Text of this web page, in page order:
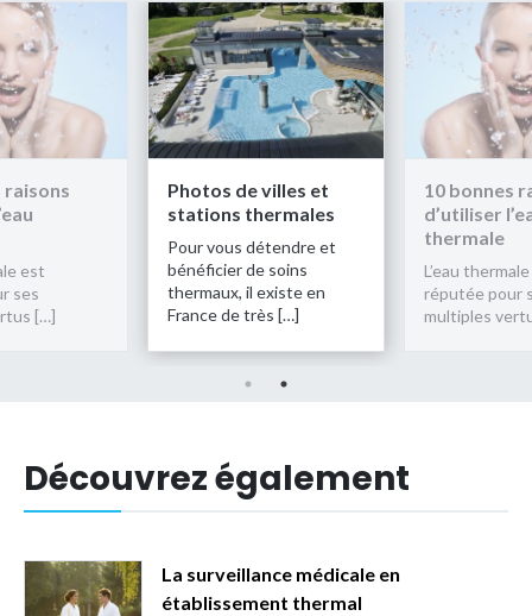
Photos de villes et
stations thermales
Pour vous détendre et
bénéficier de soins
thermaux, il existe en
France de très […]
10 bonnes raisons
d’utiliser l’eau
thermale
L’eau thermale est
réputée pour ses
multiples vertus […]
Découvrez également
La surveillance médicale en
établissement thermal